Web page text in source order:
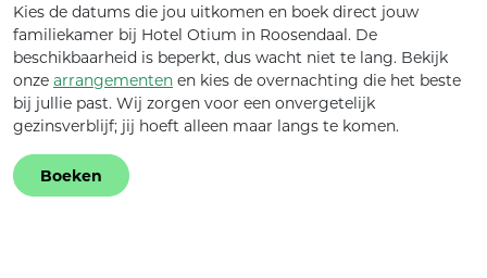
Kies de datums die jou uitkomen en boek direct jouw
familiekamer bij Hotel Otium in Roosendaal. De
beschikbaarheid is beperkt, dus wacht niet te lang. Bekijk
onze arrangementen en kies de overnachting die het beste
bij jullie past. Wij zorgen voor een onvergetelijk
gezinsverblijf; jij hoeft alleen maar langs te komen.
Boeken